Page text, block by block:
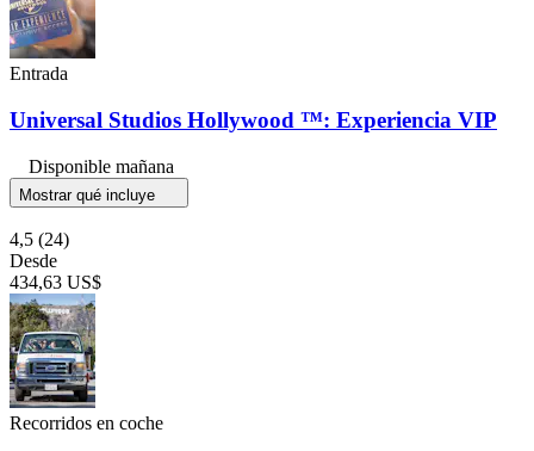
Entrada
Universal Studios Hollywood ™: Experiencia VIP
Disponible mañana
Mostrar qué incluye
4,5 (24)
Desde
434,63 US$
Recorridos en coche